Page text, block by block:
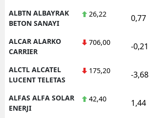
ALBTN ALBAYRAK
BETON SANAYI
26,22 0,77
ALCAR ALARKO
CARRIER
706,00 -0,21
ALCTL ALCATEL
LUCENT TELETAS
175,20 -3,68
ALFAS ALFA SOLAR
ENERJI
42,40 1,44